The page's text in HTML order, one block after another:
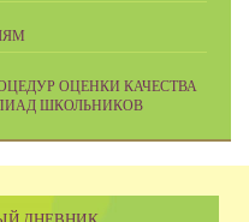
ОЦЕНКИ КАЧЕСТВА
ШКОЛЬНИКОВ
ДНЕВНИК